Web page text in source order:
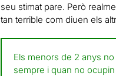
seu stimat pare. Però
tan terrible com diuen els
Els menors de 2 anys
sempre i quan no